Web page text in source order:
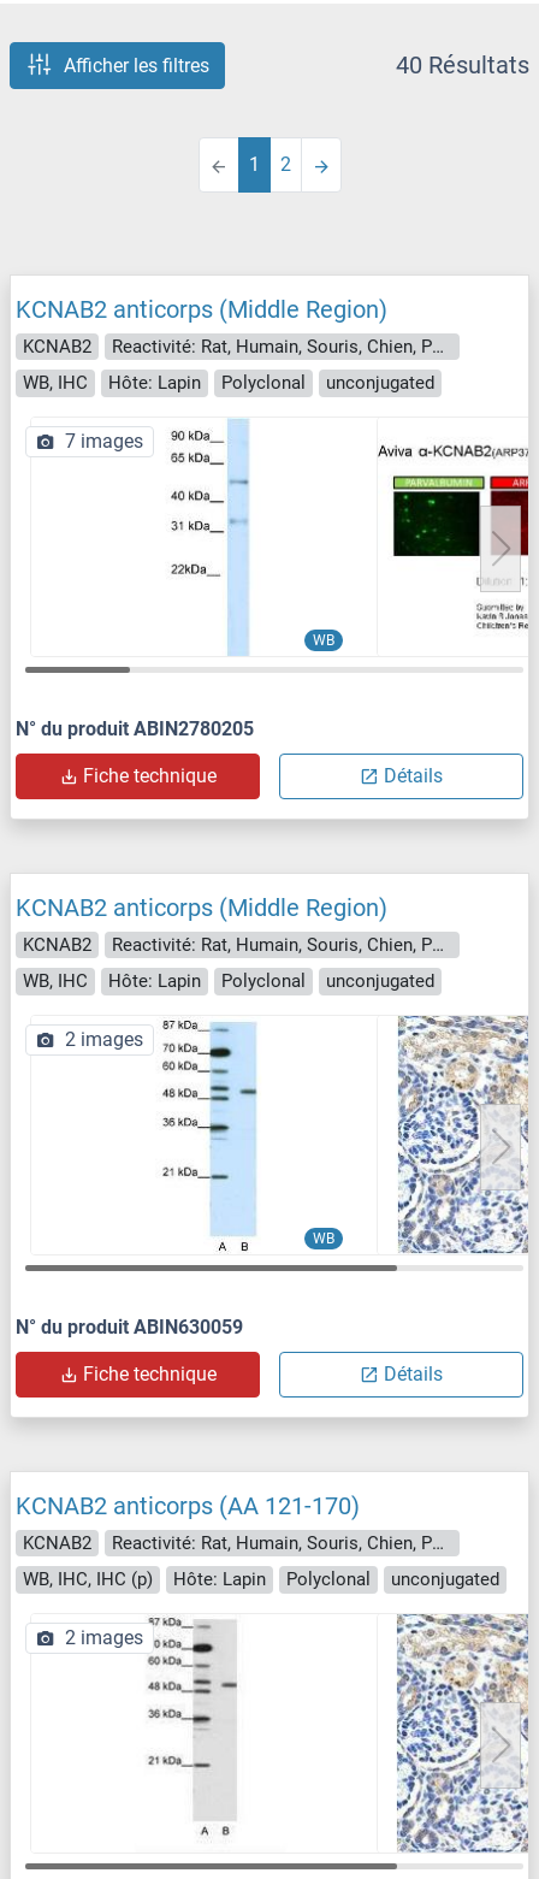
Afficher les filtres 40 Résultats
1 2
KCNAB2 anticorps (Middle Region)
KCNAB2
Reactivité: Rat, Humain, Souris, Chien, Poisson zèbre (Danio rerio), Boeuf (Vache), Cobaye, Cheval, Lapin, Saccharomyces cerevisiae
WB, IHC
Hôte: Lapin Polyclonal unconjugated
WB
7 images
N° du produit ABIN2780205
Fiche technique Détails
KCNAB2 anticorps (Middle Region)
KCNAB2
Reactivité: Rat, Humain, Souris, Chien, Poisson zèbre (Danio rerio)
WB, IHC
Hôte: Lapin Polyclonal unconjugated
WB
2 images
N° du produit ABIN630059
Fiche technique Détails
KCNAB2 anticorps (AA 121-170)
KCNAB2
Reactivité: Rat, Humain, Souris, Chien, Poisson zèbre (Danio rerio), Boeuf (Vache), Cobaye, Cheval, Lapin, Singe, Poulet, Porc, Xenopus laevis, Roussette (Chauve-souris)
WB, IHC, IHC (p)
Hôte: Lapin Polyclonal unconjugated
2 images